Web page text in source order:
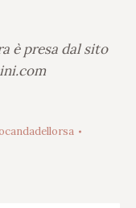
è presa dal sito